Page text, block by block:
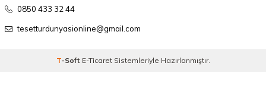
0850 433 32 44
tesetturdunyasionline@gmail.com
T-Soft E-TicaretSistemleriyle Hazırlanmıştır.